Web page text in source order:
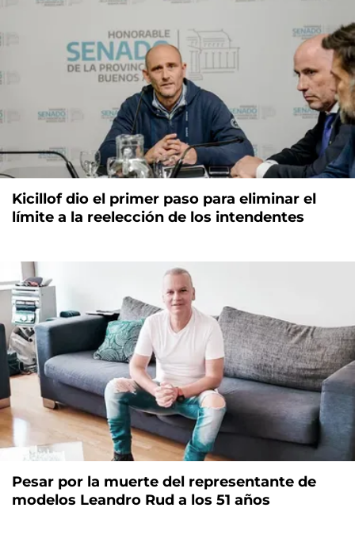
Kicillof dio el primer paso para eliminar el
límite a la reelección de los intendentes
Pesar por la muerte del representante de
modelos Leandro Rud a los 51 años